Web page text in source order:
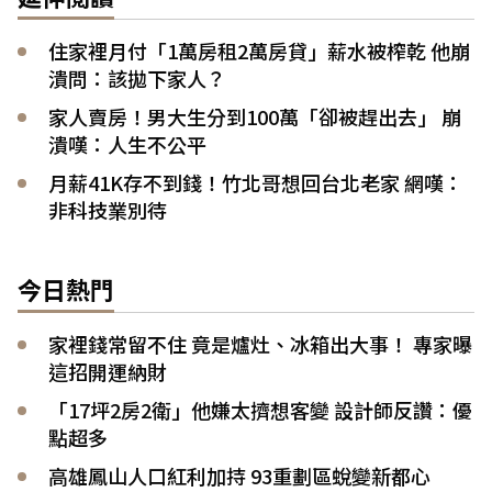
住家裡月付「1萬房租2萬房貸」薪水被榨乾 他崩
潰問：該拋下家人？
家人賣房！男大生分到100萬「卻被趕出去」 崩
潰嘆：人生不公平
月薪41K存不到錢！竹北哥想回台北老家 網嘆：
非科技業別待
今日熱門
家裡錢常留不住 竟是爐灶、冰箱出大事！ 專家曝
這招開運納財
「17坪2房2衛」他嫌太擠想客變 設計師反讚：優
點超多
高雄鳳山人口紅利加持 93重劃區蛻變新都心